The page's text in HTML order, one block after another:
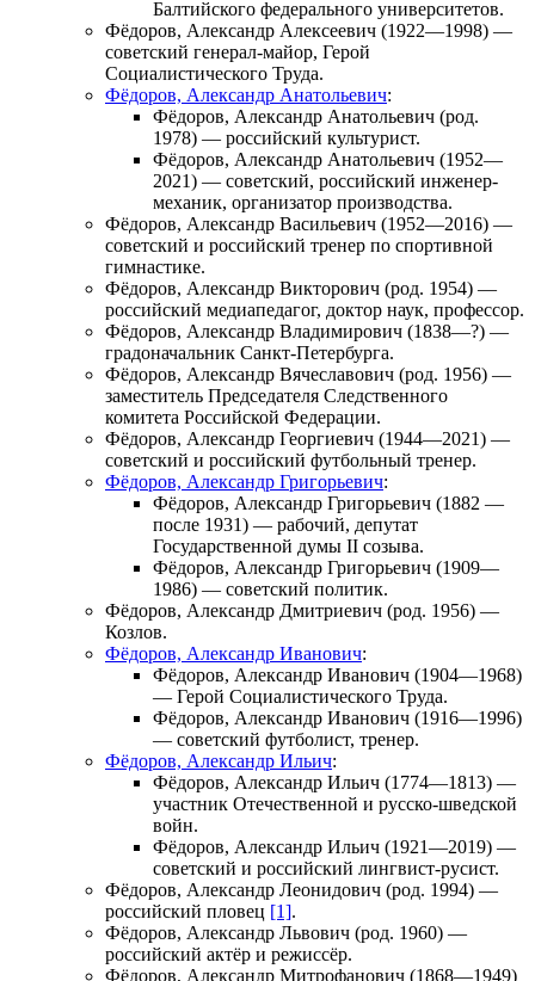
Балтийского федерального университетов.
Фёдоров, Александр Алексеевич (1922—1998) —
советский генерал-майор, Герой
Социалистического Труда.
Фёдоров, Александр Анатольевич:
Фёдоров, Александр Анатольевич (род.
1978) — российский культурист.
Фёдоров, Александр Анатольевич (1952—
2021) — советский, российский инженер-
механик, организатор производства.
Фёдоров, Александр Васильевич (1952—2016) —
советский и российский тренер по спортивной
гимнастике.
Фёдоров, Александр Викторович (род. 1954) —
российский медиапедагог, доктор наук, профессор.
Фёдоров, Александр Владимирович (1838—?) —
градоначальник Санкт-Петербурга.
Фёдоров, Александр Вячеславович (род. 1956) —
заместитель Председателя Следственного
комитета Российской Федерации.
Фёдоров, Александр Георгиевич (1944—2021) —
советский и российский футбольный тренер.
Фёдоров, Александр Григорьевич:
Фёдоров, Александр Григорьевич (1882 —
после 1931) — рабочий, депутат
Государственной думы II созыва.
Фёдоров, Александр Григорьевич (1909—
1986) — советский политик.
Фёдоров, Александр Дмитриевич (род. 1956) —
Козлов.
Фёдоров, Александр Иванович:
Фёдоров, Александр Иванович (1904—1968)
— Герой Социалистического Труда.
Фёдоров, Александр Иванович (1916—1996)
— советский футболист, тренер.
Фёдоров, Александр Ильич:
Фёдоров, Александр Ильич (1774—1813) —
участник Отечественной и русско-шведской
войн.
Фёдоров, Александр Ильич (1921—2019) —
советский и российский лингвист-русист.
Фёдоров, Александр Леонидович (род. 1994) —
российский пловец [1].
Фёдоров, Александр Львович (род. 1960) —
российский актёр и режиссёр.
Фёдоров, Александр Митрофанович (1868—1949)